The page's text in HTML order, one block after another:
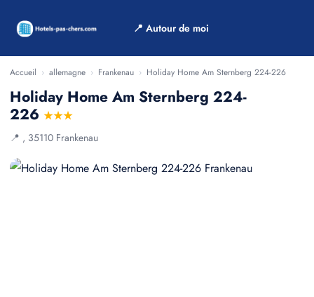
📍 Autour de moi
Accueil › allemagne › Frankenau › Holiday Home Am Sternberg 224-226
Holiday Home Am Sternberg 224-
226 ★★★
📍 , 35110 Frankenau